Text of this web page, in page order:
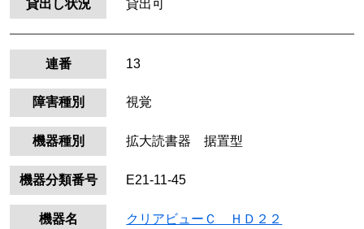
貸出し状況 貸出可
連番 13
障害種別 視覚
機器種別 拡大読書器 据置型
機器分類番号 E21-11-45
機器名 クリアビューＣ ＨＤ２２